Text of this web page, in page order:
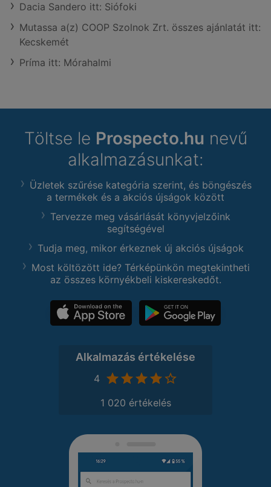
Dacia Sandero itt: Siófoki
Mutassa a(z) COOP Szolnok Zrt. összes ajánlatát itt:
Kecskemét
Príma itt: Mórahalmi
Töltse le Prospecto.hu nevű
alkalmazásunkat:
Üzletek szűrése kategória szerint, és böngészés
a termékek és a akciós újságok között
Tervezze meg vásárlását könyvjelzőink
segítségével
Tudja meg, mikor érkeznek új akciós újságok
Most költözött ide? Térképünkön megtekintheti
az összes környékbeli kiskereskedőt.
Alkalmazás értékelése
4
1 020 értékelés